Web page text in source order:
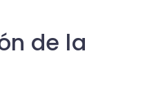
de la